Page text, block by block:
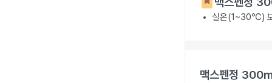
실온(1~30℃)
맥스펜정